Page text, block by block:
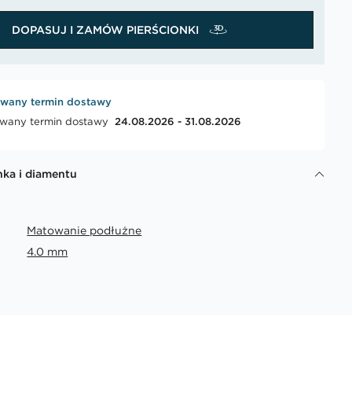
DOPASUJ I ZAMÓW PIERŚCIONKI
termin dostawy
termin dostawy 24.08.2026 - 31.08.2026
i diamentu
Matowanie podłużne
4.0 mm